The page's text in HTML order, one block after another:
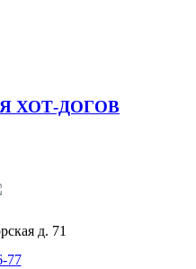
ХОТ-ДОГОВ
д. 71
77